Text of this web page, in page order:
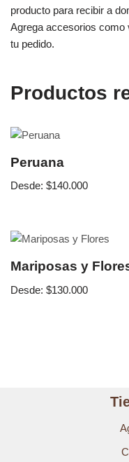
producto para recibir a
Agrega accesorios como
tu pedido.
Productos
Peruana
Desde: $140.000
Mariposas y
Desde: $130.000